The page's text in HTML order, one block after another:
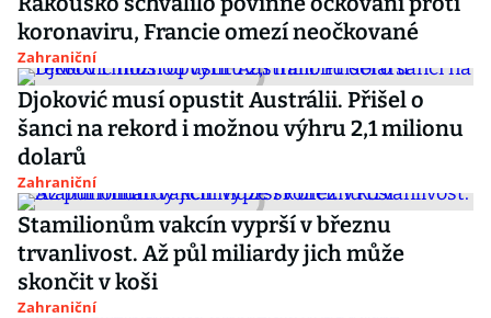
koronaviru, Francie omezí neočkované
Zahraniční
Djoković musí opustit Austrálii. Přišel o
šanci na rekord i možnou výhru 2,1 milionu
dolarů
Zahraniční
Stamilionům vakcín vyprší v březnu
trvanlivost. Až půl miliardy jich může
skončit v koši
Zahraniční